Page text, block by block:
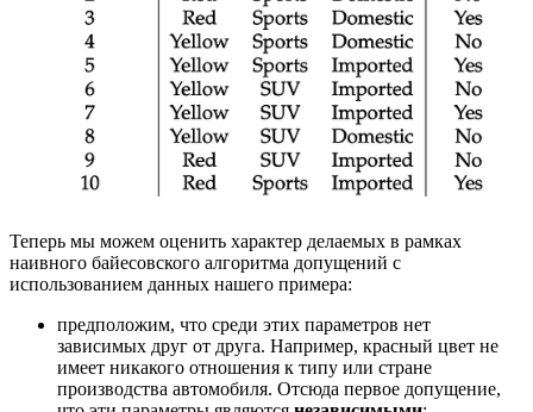
Теперь мы можем оценить характер делаемых в рамках
наивного байесовского алгоритма допущений с
использованием данных нашего примера:
предположим, что среди этих параметров нет
зависимых друг от друга. Например, красный цвет не
имеет никакого отношения к типу или стране
производства автомобиля. Отсюда первое допущение,